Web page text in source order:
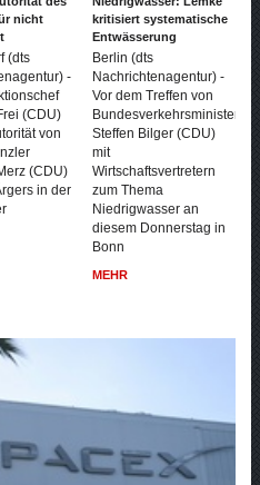
nicht
(dts
-
(CDU)
von
(CDU)
in der
kritisiert systematische
Entwässerung
Berlin (dts
Nachrichtenagentur) -
Vor dem Treffen von
Bundesverkehrsminister
Steffen Bilger (CDU)
mit
Wirtschaftsvertretern
zum Thema
Niedrigwasser an
diesem Donnerstag in
Bonn
MEHR